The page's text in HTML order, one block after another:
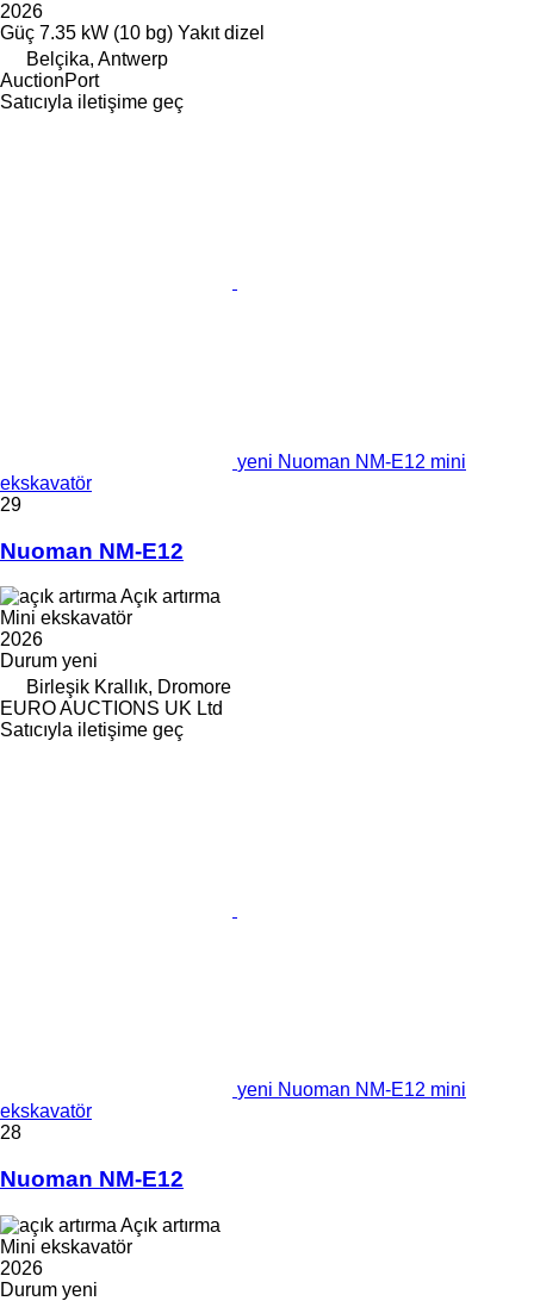
2026
Güç 7.35 kW (10 bg) Yakıt dizel
Belçika, Antwerp
AuctionPort
Satıcıyla iletişime geç
yeni Nuoman NM-E12 mini
ekskavatör
29
Nuoman NM-E12
Açık artırma
Mini ekskavatör
2026
Durum yeni
Birleşik Krallık, Dromore
EURO AUCTIONS UK Ltd
Satıcıyla iletişime geç
yeni Nuoman NM-E12 mini
ekskavatör
28
Nuoman NM-E12
Açık artırma
Mini ekskavatör
2026
Durum yeni